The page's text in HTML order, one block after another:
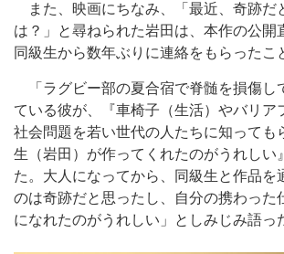
また、映画にちなみ、「最近、奇跡だ
は？」と尋ねられた岩田は、本作の公開
同級生から数年ぶりに連絡をもらったこ
「ラグビー部の夏合宿で脊髄を損傷し
ている彼が、『車椅子（生活）やバリア
社会問題を若い世代の人たちに知っても
生（岩田）が作ってくれたのがうれしい
た。大人になってから、同級生と作品を
のは奇跡だと思ったし、自分の携わった
になれたのがうれしい」としみじみ語っ